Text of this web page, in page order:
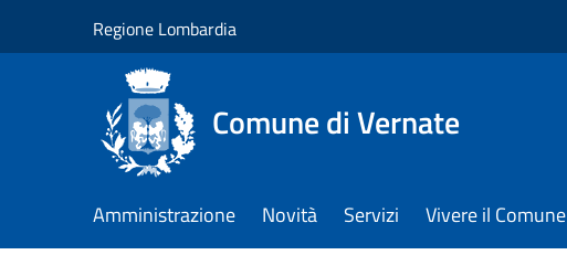
Regione Lombardia
Comune di Vernate
Amministrazione Novità Servizi Vivere il Comune